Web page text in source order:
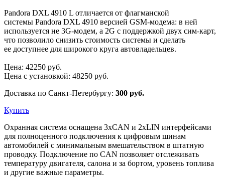
Pandora DXL 4910 L отличается от флагманской
системы Pandora DXL 4910 версией GSM-модема: в ней
используется не 3G-модем, а 2G с поддержкой двух сим-карт,
что позволило снизить стоимость системы и сделать
ее доступнее для широкого круга автовладельцев.
Цена: 42250 руб.
Цена с установкой: 48250 руб.
Доставка по Санкт-Петербургу: 300 руб.
Купить
Охранная система оснащена 3xCAN и 2xLIN интерфейсами
для полноценного подключения к цифровым шинам
автомобилей с минимальным вмешательством в штатную
проводку. Подключение по CAN позволяет отслеживать
температуру двигателя, салона и за бортом, уровень топлива
и другие важные параметры.